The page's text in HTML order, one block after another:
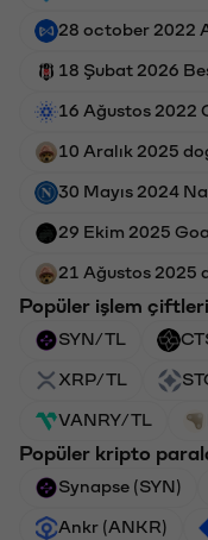
28 october 2022
18 Şubat 2026
16 Ağustos 2022
10 Aralık 2025
30 Mayıs 2024
29 Ekim 2025
21 Ağustos 2025
Popüler işlem çiftleri
SYN/TL
XRP/TL
VANRY/TL
Popüler kripto
Synapse (SYN)
Ankr (ANKR)